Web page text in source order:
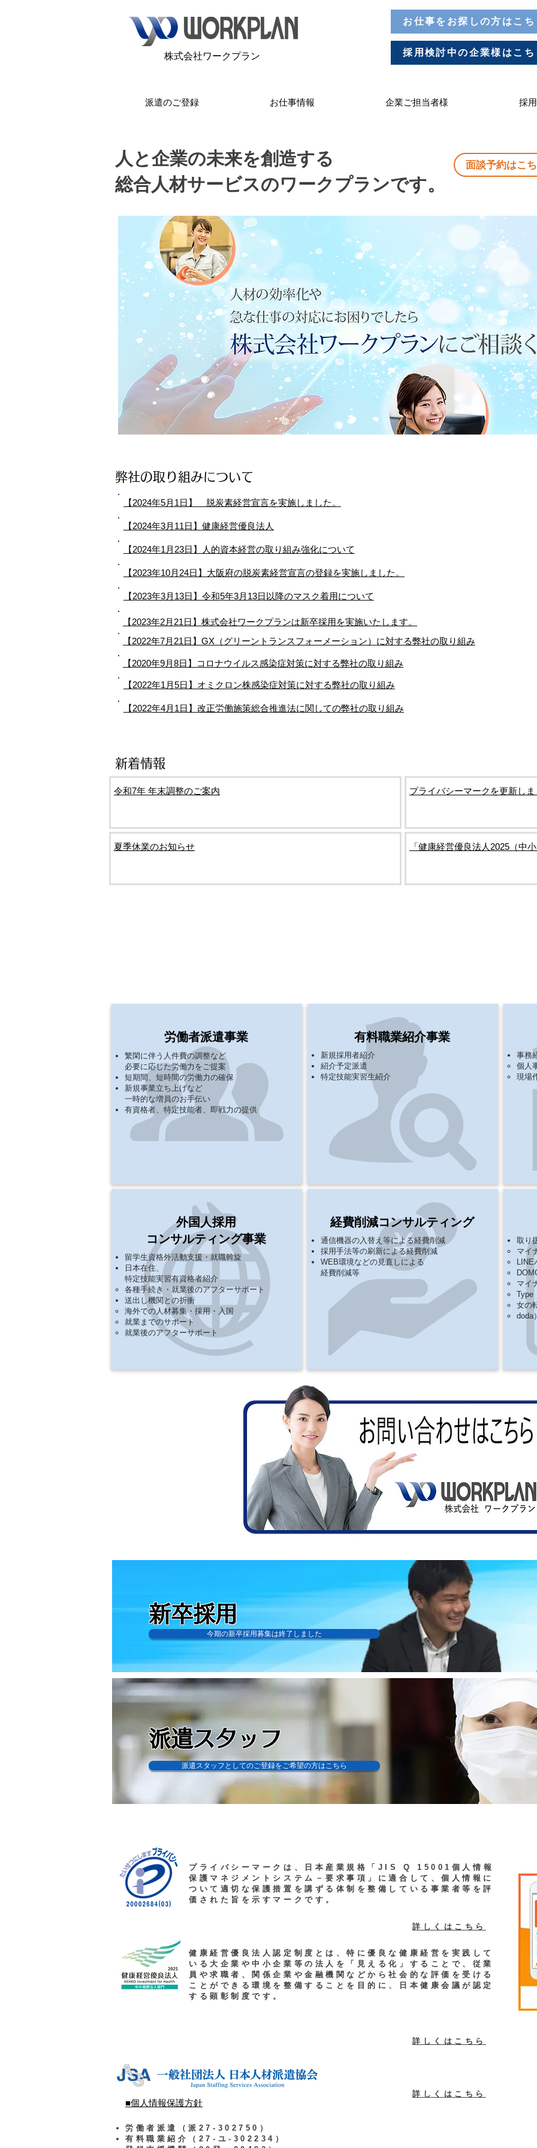
​株式会社ワークプラン
お仕事をお探しの方はこ
採用検討中の企業様はこ
派遣のご登録 お仕事情報 企業ご担当者様 採
​人と企業の未来を創造する
総合人材サービスのワークプランです。
面談予約はこ
弊社の取り組みについて
【2024年5月1日】 脱炭素経営宣言を実施しました。
【2024年3月11日】健康経営優良法人
【2024年1月23日】人的資本経営の取り組み強化について
【2023年10月24日】大阪府の脱炭素経営宣言の登録を実施しました。
【2023年3月13日】令和5年3月13日以降のマスク着用について
【2023年2月21日】株式会社ワークプランは新卒採用を実施いたします。
【2022年7月21日】GX（グリーントランスフォーメーション）に対する弊社の取り組み
【2020年9月8日】コロナウイルス感染症対策に対する弊社の取り組み
【2022年1月5日】オミクロン株感染症対策に対する弊社の取り組み
【2022年4月1日】改正労働施策総合推進法に関しての弊社の取り組み
新着情報
令和7年 年末調整のご案内 プライバシーマークを更新し
夏季休業のお知らせ
「健康経営優良法人2025（中
労働者派遣事業
繁閑に伴う人件費の調整など
必要に応じた労働力をご提案​
​​短期間、短時間の労働力の確保
​新規事業立ち上げなど
一時的な増員のお手伝い​
​有資格者、特定技能者、即戦力の提供
外国人採用
コンサルティング事業
留学生資格外活動支援・就職斡旋​
​日本在住、
特定技能実習有資格者紹介
各種手続き・就業後のアフターサポート
送出し機関との折衝
​海外での人材募集・採用・入国
就業までの​サポート
就業後のアフターサポート
​有料職業紹介事業
新規採用者紹介​
紹介予定派遣
特定技能実習生紹介
経費削減コンサルティング
通信機器の入替え等による経費削減
採用手法等の刷新による経費削減
​WEB環境などの見直しによる
経費削減等
事務
個人
現場
取り
マイ
LINE
マイ
Type
女の
doda
新卒採用
今期の新卒採用募集は終了しました
派遣スタッフ
派遣スタッフとしてのご登録をご希望の方はこちら
健康経営優良法人認定制度とは、特に優良な健康経営を実践して
いる大企業や中小企業等の法人を「見える化」することで、従業
員や求職者、関係企業や金融機関などから社会的な評価を受ける
ことができる環境を整備することを目的に、日本健康会議が認定
する顕彰制度です。
詳しくはこちら
詳しくはこちら
プライバシーマークは、日本産業規格「JIS Q 15001個人情報
保護マネジメントシステム－要求事項」に適合して、個人情報に
ついて適切な保護措置を講ずる体制を整備している事業者等を評
価された旨を示すマークです。
詳しくはこちら
■個人情報保護方針
労働者派遣（派27-302750）
有料職業紹介（27-ユ-302234）